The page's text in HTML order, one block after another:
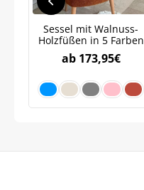
Sessel mit Walnuss-
Holzfüßen in 5 Farben
ab 173,95€